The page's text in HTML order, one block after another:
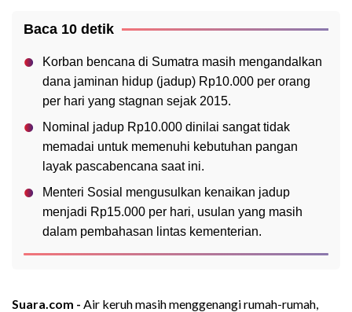
Baca 10 detik
Korban bencana di Sumatra masih mengandalkan
dana jaminan hidup (jadup) Rp10.000 per orang
per hari yang stagnan sejak 2015.
Nominal jadup Rp10.000 dinilai sangat tidak
memadai untuk memenuhi kebutuhan pangan
layak pascabencana saat ini.
Menteri Sosial mengusulkan kenaikan jadup
menjadi Rp15.000 per hari, usulan yang masih
dalam pembahasan lintas kementerian.
Suara.com - Air keruh masih menggenangi rumah-rumah,